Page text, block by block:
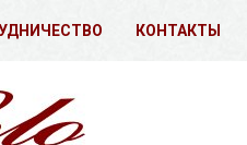
КОНТАКТЫ